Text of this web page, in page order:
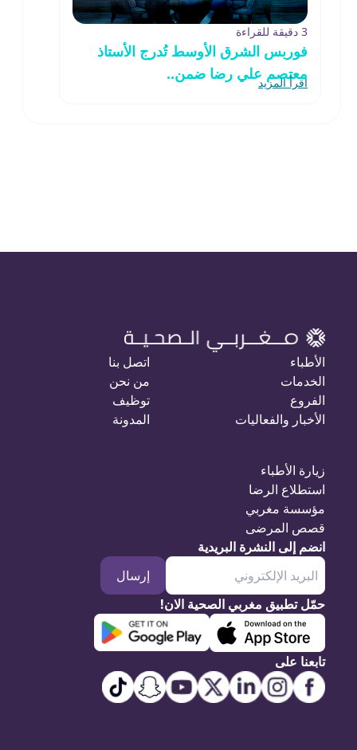
3 دقيقة للقراءة
فوربس الشرق الأوسط تُدرج الأستاذ
معتصم علي رضا ضمن..
اقرأ المزيد
الأطباء
الخدمات
الفروع
الأخبار والفعاليات
اتصل بنا
من نحن
توظيف
المدونة
زيارة الأطباء
استطلاع الرضا
مؤسسة مغربي
قصص المرضى
انضم إلى النشرة البريدية
إرسال
حمّل تطبيق مغربي الصحية الان!
تابعنا على